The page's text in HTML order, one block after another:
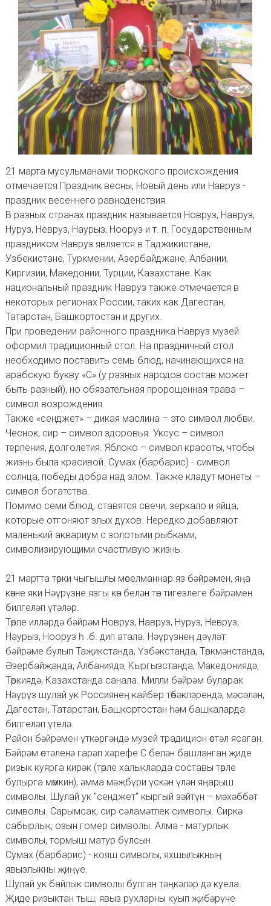
21 марта мусульманами тюркского происхождения
отмечается Праздник весны, Новый день или Навруз -
праздник весеннего равноденствия.
В разных странах праздник называется Новруз, Навруз,
Нуруз, Невруз, Наурыз, Нооруз и т. п. Государственным
праздником Навруз является в Таджикистане,
Узбекистане, Туркмении, Азербайджане, Албании,
Киргизии, Македонии, Турции, Казахстане. Как
национальный праздник Навруз также отмечается в
некоторых регионах России, таких как Дагестан,
Татарстан, Башкортостан и других.
При проведении районного праздника Навруз музей
оформил традиционный стол. На праздничный стол
необходимо поставить семь блюд, начинающихся на
арабскую букву «С» (у разных народов состав может
быть разный), но обязательная пророщенная трава –
символ возрождения.
Также «сенджет» – дикая маслина – это символ любви.
Чеснок, сир – символ здоровья. Уксус – символ
терпения, долголетия. Яблоко – символ красоты, чтобы
жизнь была красивой. Сумах (барбарис) - символ
солнца, победы добра над злом. Также кладут монеты –
символ богатства.
Помимо семи блюд, ставятся свечи, зеркало и яйца,
которые отгоняют злых духов. Нередко добавляют
маленький аквариум с золотыми рыбками,
символизирующими счастливую жизнь.
21 мартта төрки чыгышлы мөселманнар яз бәйрәмен, яңа
көнне яки Нәүрүзне язгы көн белән төн тигезлеге бәйрәмен
билгеләп үтәләр.
Төрле илләрдә бәйрәм Новруз, Навруз, Нуруз, Невруз,
Наурыз, Нооруз һ .б. дип атала. Нәүрүзнең дәүләт
бәйрәме булып Таҗикстанда, Үзбәкстанда, Төркмәнстанда,
Әзербайҗанда, Албаниядә, Кыргызстанда, Македониядә,
Төркиядә, Казахстанда санала. Милли бәйрәм буларак
Нәүрүз шулай ук Россиянең кайбер төбәкләрендә, мәсәлән,
Дагестан, Татарстан, Башкортостан һәм башкаларда
билгеләп үтелә.
Район бәйрәмен үткәргәндә музей традицион өстәл ясаган.
Бәйрәм өстәленә гарәп хәрефе С белән башланган җиде
ризык куярга кирәк (төрле халыкларда составы төрле
булырга мөмкин), әмма мәҗбүри үскән үлән яңарыш
символы. Шулай ук "сенджет" кыргый зәйтүн – мәхәббәт
символы. Сарымсак, сир сәламәтлек символы. Сиркә
сабырлык, озын гомер символы. Алма - матурлык
символы, тормыш матур булсын.
Сумах (барбарис) - кояш символы, яхшылыкның
явызлыкны җиңүе.
Шулай ук байлык символы булган тәңкәләр дә куела.
Җиде ризыктан тыш, явыз рухларны куып җибәрүче